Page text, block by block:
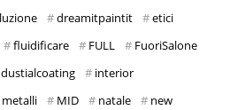
dreamitpaintit
etici
fluidificare FULL
FuoriSalone
interior
metalli MID natale
new